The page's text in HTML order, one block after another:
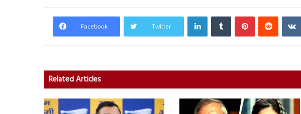
Facebook Twitter
LinkedInTumblr PinterestReddit
Related Articles